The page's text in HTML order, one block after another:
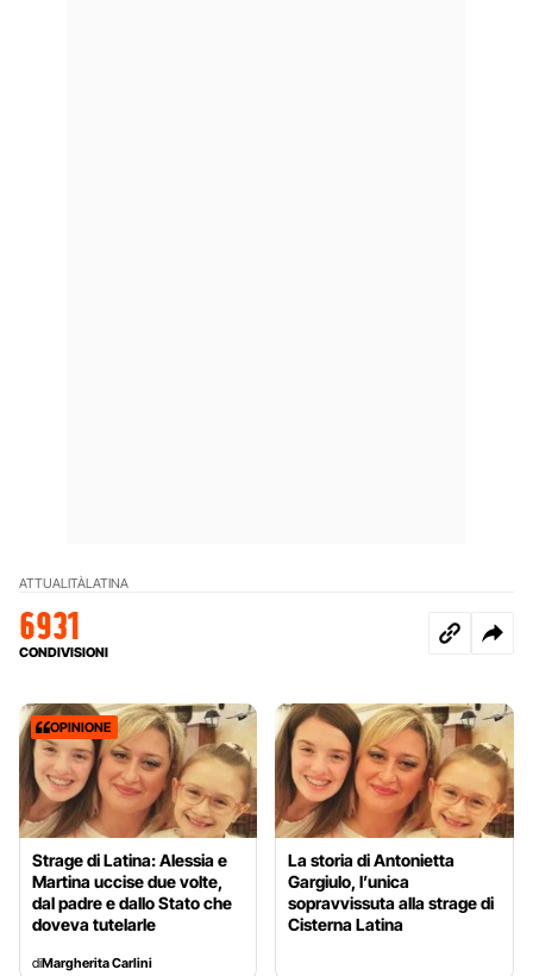
ATTUALITÀLATINA
6931
CONDIVISIONI
OPINIONE
Strage di Latina: Alessia e
Martina uccise due volte,
dal padre e dallo Stato che
doveva tutelarle
diMargherita Carlini
La storia di Antonietta
Gargiulo, l’unica
sopravvissuta alla strage di
Cisterna Latina